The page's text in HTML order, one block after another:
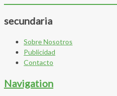
secundaria
Sobre Nosotros
Publicidad
Contacto
Navigation